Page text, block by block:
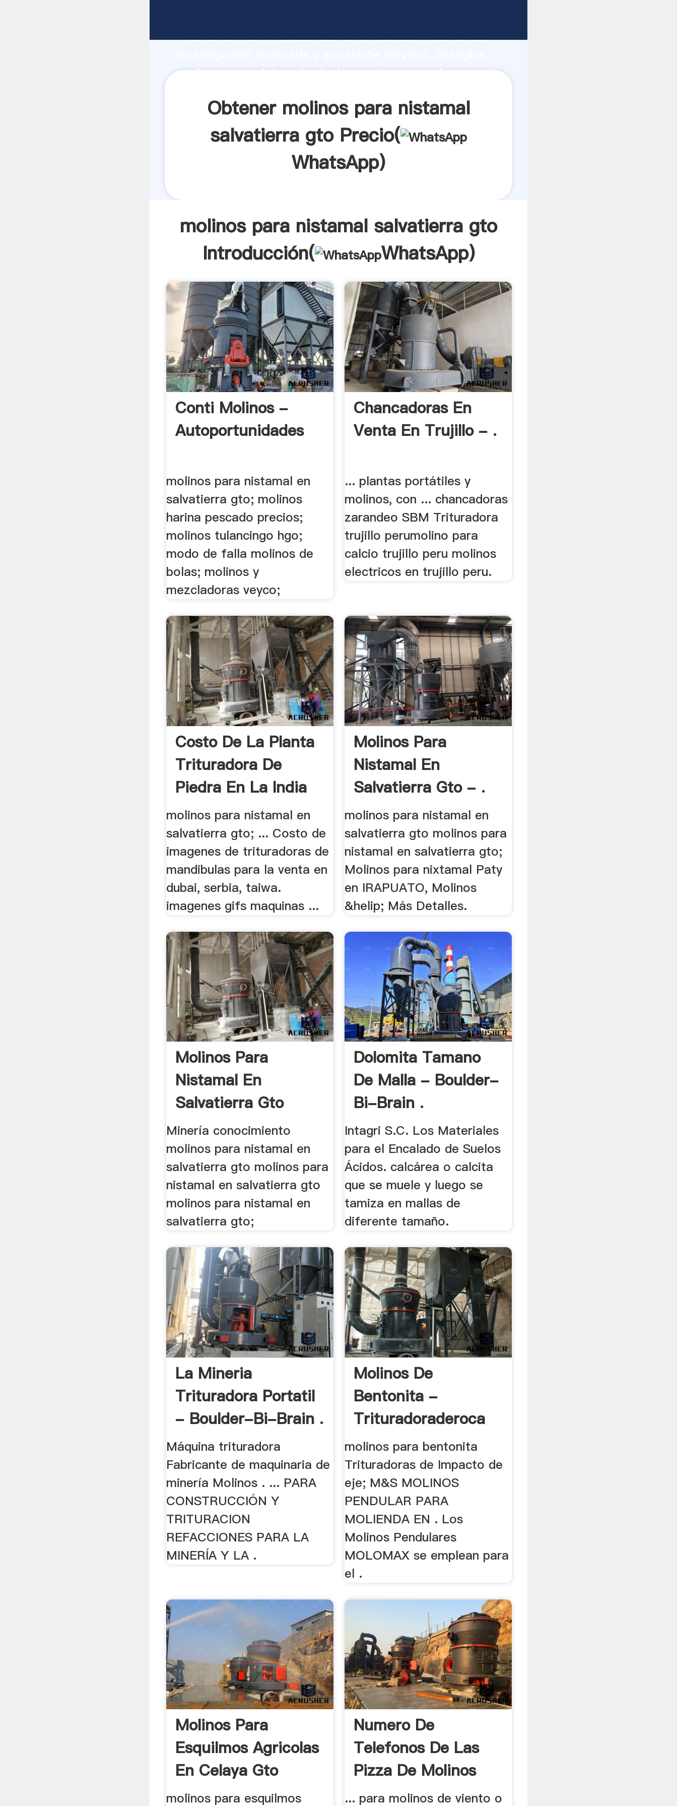
Agarrando fuerte capacidad de producción, fuerza de
molinos para nistamal salvatierra gto proveedor crea el
Obtener molinos para nistamal
salvatierra gto Precio(
WhatsApp)
molinos para nistamal salvatierra gto
Introducción(
WhatsApp)
Conti Molinos -
Autoportunidades
molinos para nistamal en
salvatierra gto; molinos
harina pescado precios;
molinos tulancingo hgo;
modo de falla molinos de
bolas; molinos y
mezcladoras veyco;
Chancadoras En
Venta En Trujillo - .
... plantas portátiles y
molinos, con ... chancadoras
zarandeo SBM Trituradora
trujillo perumolino para
calcio trujillo peru molinos
electricos en trujillo peru.
Costo De La Planta
Trituradora De
Piedra En La India
molinos para nistamal en
salvatierra gto; ... Costo de
imagenes de trituradoras de
mandibulas para la venta en
dubai, serbia, taiwa.
imagenes gifs maquinas ...
Molinos Para
Nistamal En
Salvatierra Gto - .
molinos para nistamal en
salvatierra gto molinos para
nistamal en salvatierra gto;
Molinos para nixtamal Paty
en IRAPUATO, Molinos
&helip; Más Detalles.
Molinos Para
Nistamal En
Salvatierra Gto
Minería conocimiento
molinos para nistamal en
salvatierra gto molinos para
nistamal en salvatierra gto
molinos para nistamal en
salvatierra gto;
Dolomita Tamano
De Malla - Boulder-
Bi-Brain .
Intagri S.C. Los Materiales
para el Encalado de Suelos
Ácidos. calcárea o calcita
que se muele y luego se
tamiza en mallas de
diferente tamaño.
La Mineria
Trituradora Portatil
- Boulder-Bi-Brain .
Máquina trituradora
Fabricante de maquinaria de
minería Molinos . ... PARA
CONSTRUCCIÓN Y
TRITURACION
REFACCIONES PARA LA
MINERÍA Y LA .
Molinos De
Bentonita -
Trituradoraderoca
molinos para bentonita
Trituradoras de Impacto de
eje; M&S MOLINOS
PENDULAR PARA
MOLIENDA EN . Los
Molinos Pendulares
MOLOMAX se emplean para
el .
Molinos Para
Esquilmos Agricolas
En Celaya Gto
molinos para esquilmos
Numero De
Telefonos De Las
Pizza De Molinos
... para molinos de viento o